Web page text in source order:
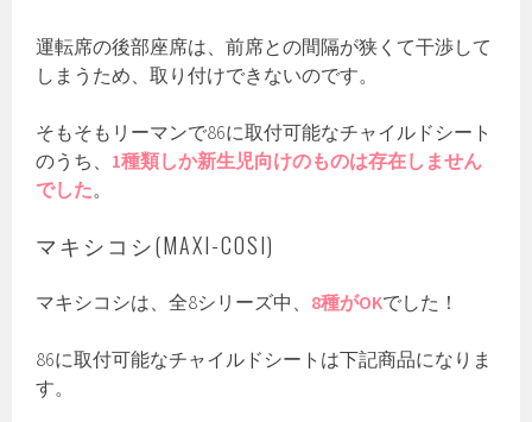
運転席の後部座席は、前席との間隔が狭くて干渉して
しまうため、取り付けできないのです。
そもそもリーマンで86に取付可能なチャイルドシート
のうち、 1種類しか新生児向けのものは存在しません
でした。
マキシコシ(MAXI-COSI)
マキシコシは、全8シリーズ中、 8種がOKでした！
86に取付可能なチャイルドシートは下記商品になりま
す。